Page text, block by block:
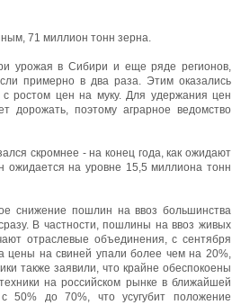
71 миллион тонн зерна.
урожая в Сибири и еще ряде регионов,
примерно в два раза. Этим оказались
ростом цен на муку. Для удержания цен
дорожать, поэтому аграрное ведомство
скромнее - на конец года, как ожидают
ожидается на уровне 15,5 миллиона тонн
снижение пошлин на ввоз большинства
В частности, пошлины на ввоз живых
отраслевые объединения, с сентября
цены на свиней упали более чем на 20%,
также заявили, что крайне обеспокоены
на российском рынке в ближайшей
с 50% до 70%, что усугубит положение